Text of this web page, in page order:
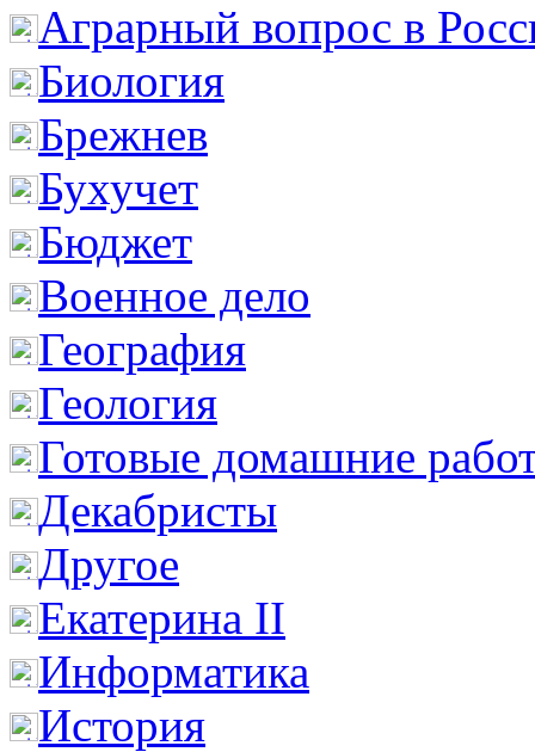
Аграрный вопрос в
Биология
Брежнев
Бухучет
Бюджет
Военное дело
География
Геология
Готовые домашние
Декабристы
Другое
Екатерина II
Информатика
История